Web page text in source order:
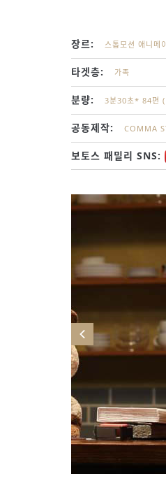
장르: 스톱모션 애니메
타겟층: 가족
분량: 3분30초* 84편
공동제작: COMMA
보토스 패밀리 SNS: